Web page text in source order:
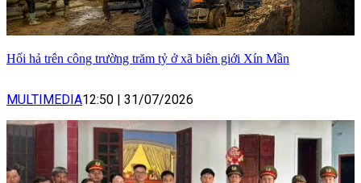
Hối hả trên công trường trăm tỷ ở xã biên giới Xín Mần
MULTIMEDIA12:50 | 31/07/2026